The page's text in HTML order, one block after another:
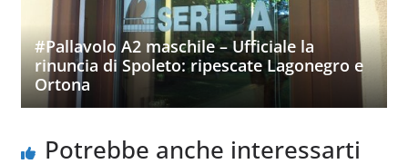
#Pallavolo A2 maschile – Ufficiale la
rinuncia di Spoleto: ripescate Lagonegro e
Ortona
Potrebbe anche interessarti